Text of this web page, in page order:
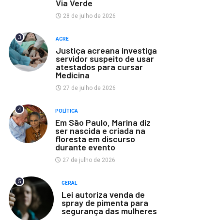
Via Verde
28 de julho de 2026
3 ACRE
Justiça acreana investiga
servidor suspeito de usar
atestados para cursar
Medicina
27 de julho de 2026
4 POLÍTICA
Em São Paulo, Marina diz
ser nascida e criada na
floresta em discurso
durante evento
27 de julho de 2026
5 GERAL
Lei autoriza venda de
spray de pimenta para
segurança das mulheres